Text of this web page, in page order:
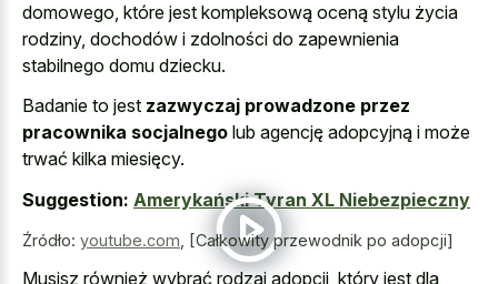
domowego, które jest kompleksową oceną stylu życia
rodziny, dochodów i zdolności do zapewnienia
stabilnego domu dziecku.
Badanie to jest zazwyczaj prowadzone przez
pracownika socjalnego lub agencję adopcyjną i może
trwać kilka miesięcy.
Suggestion: Amerykański Tyran XL Niebezpieczny
Źródło: youtube.com [Całkowity przewodnik po adopcji]
Musisz również wybrać rodzaj adopcji, który jest dla